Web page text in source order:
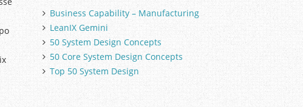
Business Capability – Manufacturing
LeanIX Gemini
50 System Design Concepts
50 Core System Design Concepts
Top 50 System Design